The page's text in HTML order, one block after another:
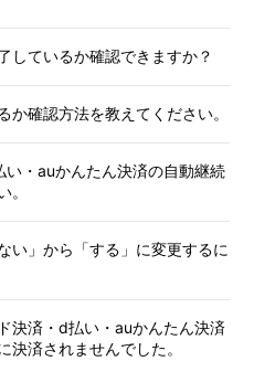
ログイン
しているか確認できますか？
か確認方法を教えてください。
・auかんたん決済の自動継続
。
い」から「する」に変更するに
決済・d払い・auかんたん決済
決済されませんでした。